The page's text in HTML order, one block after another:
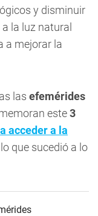
y disminuir
la luz natural
a mejorar la
las efemérides
este3
acceder a la
que sucedió a lo